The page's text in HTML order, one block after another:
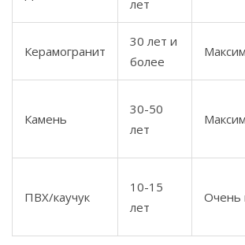
лет
Керамогранит
30 лет и
более
Камень
30-50
лет
ПВХ/каучук
10-15
лет
Очень